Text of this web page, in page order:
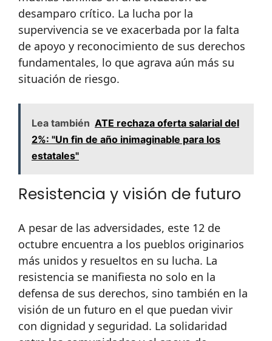
desamparo crítico. La lucha por la
supervivencia se ve exacerbada por la falta
de apoyo y reconocimiento de sus derechos
fundamentales, lo que agrava aún más su
situación de riesgo.
Lea también ATE rechaza oferta salarial del
2%: "Un fin de año inimaginable para los
estatales"
Resistencia y visión de futuro
A pesar de las adversidades, este 12 de
octubre encuentra a los pueblos originarios
más unidos y resueltos en su lucha. La
resistencia se manifiesta no solo en la
defensa de sus derechos, sino también en la
visión de un futuro en el que puedan vivir
con dignidad y seguridad. La solidaridad